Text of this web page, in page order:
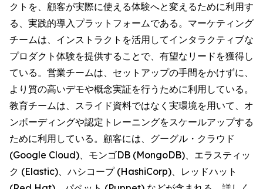
クトを、顧客が実際に使える体験へと変えるために利用す
る、実践的導入プラットフォームである。マーケティング
チームは、インストラクトを活用してインタラクティブな
プロダクト体験を提供することで、有望なリードを獲得し
ている。営業チームは、セットアップの手間をかけずに、
より質の高いデモや概念実証を行うために利用している。
教育チームは、スライド資料ではなく実環境を用いて、オ
ンボーディングや認定トレーニングをスケールアップする
ために利用している。顧客には、グーグル・クラウド
(Google Cloud)、モンゴDB (MongoDB)、エラスティッ
ク (Elastic)、ハシコープ (HashiCorp)、レッドハット